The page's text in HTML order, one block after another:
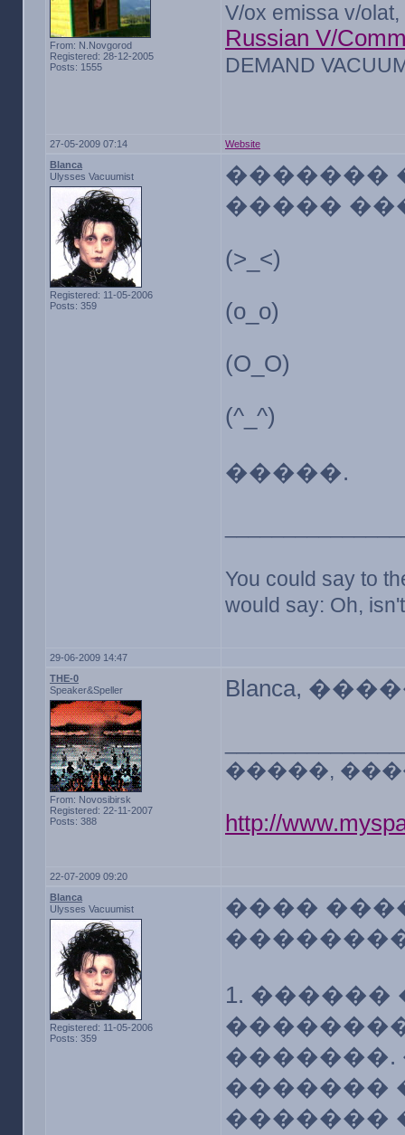
From: N.Novgorod
Registered: 28-12-2005
Posts: 1555
V/ox emissa v/
Russian V/
DEMAND
27-05-2009 07:14
Website
Blanca
Ulysses Vacuumist
Registered: 11-05-2006
Posts: 359
�������
�����
(>_<)
(o_o)
(O_O)
(^_^)
�����.
You could say to
would say: Oh,
29-06-2009 14:47
THE-0
Speaker&Speller
From: Novosibirsk
Registered: 22-11-2007
Posts: 388
Blanca,
�����,
http://
22-07-2009 09:20
Blanca
Ulysses Vacuumist
Registered: 11-05-2006
Posts: 359
����
1.
�������.
�������
�������